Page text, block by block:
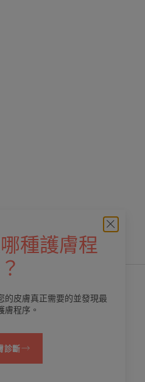
種護膚程
的皮膚真正需要的並發現最
膚程序。
診斷
護